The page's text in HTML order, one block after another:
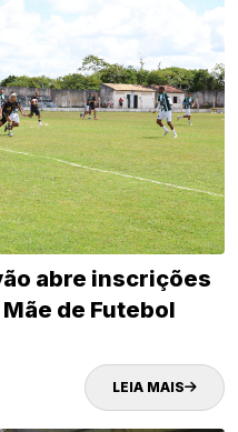
abre inscrições
de Futebol
LEIA MAIS